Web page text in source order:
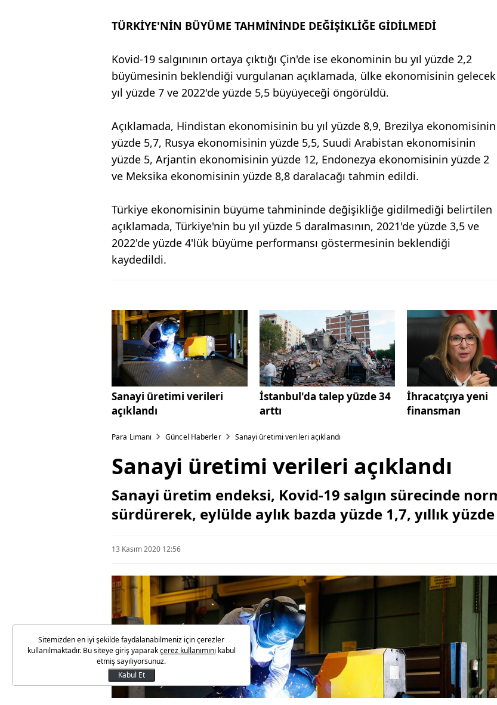
TÜRKİYE'NİN BÜYÜME TAHMİNİNDE DEĞİŞİKLİĞE GİDİLMEDİ
Kovid-19 salgınının ortaya çıktığı Çin'de ise ekonominin bu yıl yüzde 2,2
büyümesinin beklendiği vurgulanan açıklamada, ülke ekonomisinin gelecek
yıl yüzde 7 ve 2022'de yüzde 5,5 büyüyeceği öngörüldü.
Açıklamada, Hindistan ekonomisinin bu yıl yüzde 8,9, Brezilya ekonomisinin
yüzde 5,7, Rusya ekonomisinin yüzde 5,5, Suudi Arabistan ekonomisinin
yüzde 5, Arjantin ekonomisinin yüzde 12, Endonezya ekonomisinin yüzde 2
ve Meksika ekonomisinin yüzde 8,8 daralacağı tahmin edildi.
Türkiye ekonomisinin büyüme tahmininde değişikliğe gidilmediği belirtilen
açıklamada, Türkiye'nin bu yıl yüzde 5 daralmasının, 2021'de yüzde 3,5 ve
2022'de yüzde 4'lük büyüme performansı göstermesinin beklendiği
kaydedildi.
Sanayi üretimi verileri
açıklandı
İstanbul'da talep yüzde 34
arttı
İhracatçıya yeni
finansman
Para Limanı Güncel Haberler Sanayi üretimi verileri açıklandı
Sanayi üretimi verileri açıklandı
Sanayi üretim endeksi, Kovid-19 salgın sürecinde
sürdürerek, eylülde aylık bazda yüzde 1,7, yıllık
13 Kasım 2020 12:56
Sitemizden en iyi şekilde faydalanabilmeniz için çerezler
kullanılmaktadır. Bu siteye giriş yaparakçerez kullanımını kabul
etmiş sayılıyorsunuz.
Kabul Et